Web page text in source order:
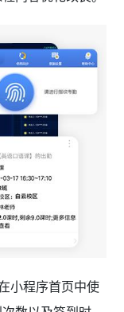
小程序首页中使